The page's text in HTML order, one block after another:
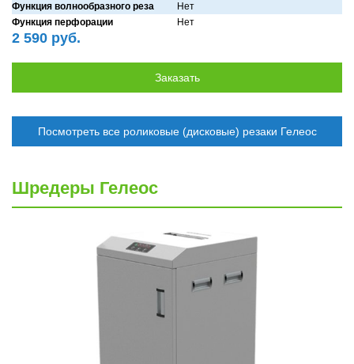
Функция волнообразного реза
Нет
Функция перфорации
Нет
2 590 руб.
Посмотреть все роликовые (дисковые) резаки Гелеос
Шредеры Гелеос